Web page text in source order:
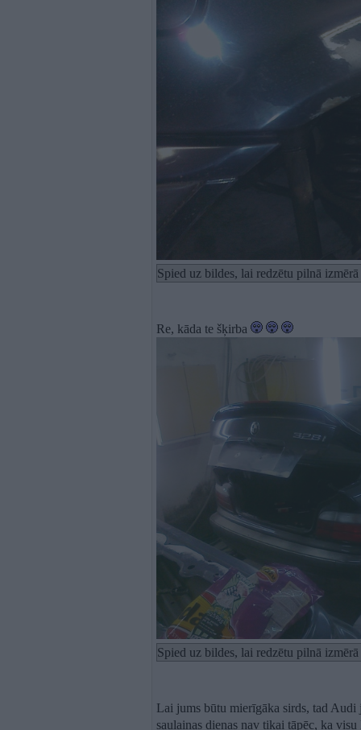
Spied uz bildes, lai redzētu pilnā
Re, kāda te šķirba
Spied uz bildes, lai redzētu pilnā
Lai jums būtu mierīgāka sirds, tad
saulainas dienas nav tikai tāpēc, ka